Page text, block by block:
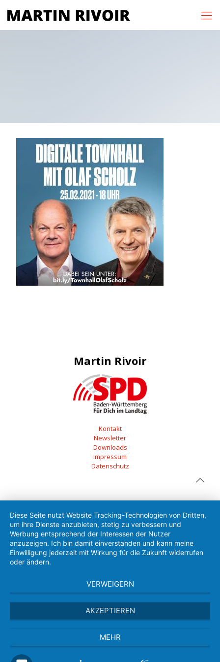
Martin Rivoir
Kontakt
Newsletter
Downloads
Impressum
Datenschutz
Diese Seite nutzt Website Tracking-Technologien von Dritten,
um ihre Dienste anzubieten, stetig zu verbessern und
Werbung entsprechend der Interessen der Nutzer
anzuzeigen. Ich bin damit einverstanden und kann meine
Einwilligung jederzeit mit Wirkung für die Zukunft widerrufen
oder ändern.
VERWEIGERN
AKZEPTIEREN
MEHR